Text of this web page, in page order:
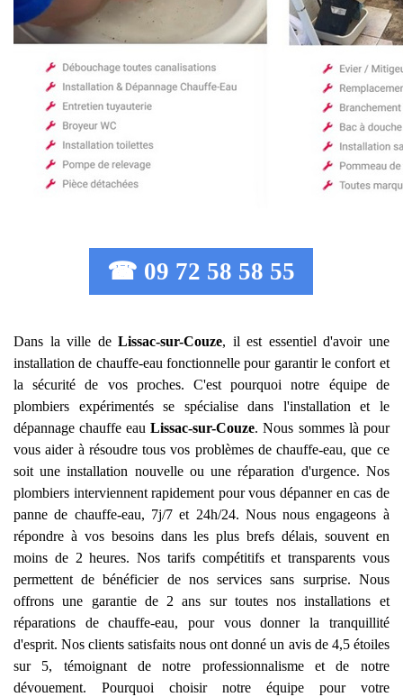
☎ 09 72 58 58 55
Dans la ville deLissac-sur-Couze, il est essentiel d'avoir une
installation de chauffe-eau fonctionnelle pour garantir le confort et
la sécurité de vos proches. C'est pourquoi notre équipe de
plombiers expérimentés se spécialise dans l'installation et le
dépannage chauffe eauLissac-sur-Couze. Nous sommes là pour
vous aider à résoudre tous vos problèmes de chauffe-eau, que ce
soit une installation nouvelle ou une réparation d'urgence. Nos
plombiers interviennent rapidement pour vous dépanner en cas de
panne de chauffe-eau, 7j/7 et 24h/24. Nous nous engageons à
répondre à vos besoins dans les plus brefs délais, souvent en
moins de 2 heures. Nos tarifs compétitifs et transparents vous
permettent de bénéficier de nos services sans surprise. Nous
offrons une garantie de 2 ans sur toutes nos installations et
réparations de chauffe-eau, pour vous donner la tranquillité
d'esprit. Nos clients satisfaits nous ont donné un avis de 4,5 étoiles
sur 5, témoignant de notre professionnalisme et de notre
dévouement. Pourquoi choisir notre équipe pour votre